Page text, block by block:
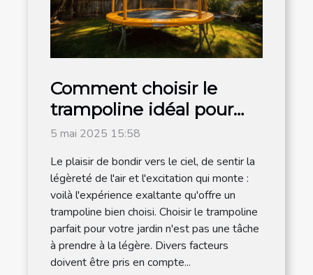
Comment choisir le
trampoline idéal pour
votre jardin
5 mai 2025 15:58
Le plaisir de bondir vers le ciel, de sentir la
légèreté de l'air et l'excitation qui monte :
voilà l'expérience exaltante qu'offre un
trampoline bien choisi. Choisir le trampoline
parfait pour votre jardin n'est pas une tâche
à prendre à la légère. Divers facteurs
doivent être pris en compte...